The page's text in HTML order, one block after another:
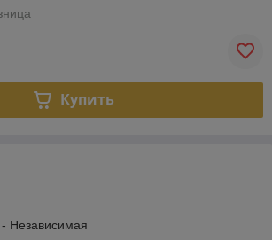
Купить
- Независимая